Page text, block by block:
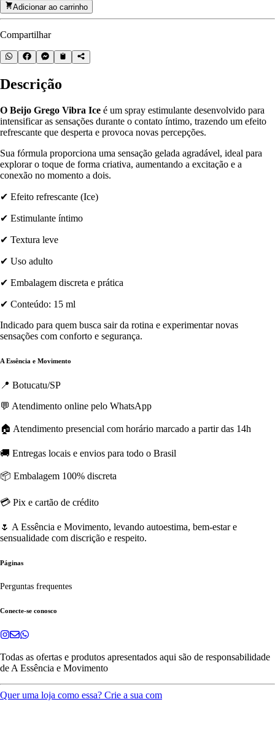
Adicionar ao carrinho
Compartilhar
Descrição
O Beijo Grego Vibra Ice é um spray estimulante desenvolvido para
intensificar as sensações durante o contato íntimo, trazendo um efeito
refrescante que desperta e provoca novas percepções.
Sua fórmula proporciona uma sensação gelada agradável, ideal para
explorar o toque de forma criativa, aumentando a excitação e a
conexão no momento a dois.
✔ Efeito refrescante (Ice)
✔ Estimulante íntimo
✔ Textura leve
✔ Uso adulto
✔ Embalagem discreta e prática
✔ Conteúdo: 15 ml
Indicado para quem busca sair da rotina e experimentar novas
sensações com conforto e segurança.
A Essência e Movimento
📍 Botucatu/SP
💬 Atendimento online pelo WhatsApp
🏠 Atendimento presencial com horário marcado a partir das 14h
🚚 Entregas locais e envios para todo o Brasil
📦 Embalagem 100% discreta
💳 Pix e cartão de crédito
🌷 A Essência e Movimento, levando autoestima, bem-estar e
sensualidade com discrição e respeito.
Páginas
Perguntas frequentes
Conecte-se conosco
Todas as ofertas e produtos apresentados aqui são de responsabilidade
de A Essência e Movimento
Quer uma loja como essa? Crie a sua com